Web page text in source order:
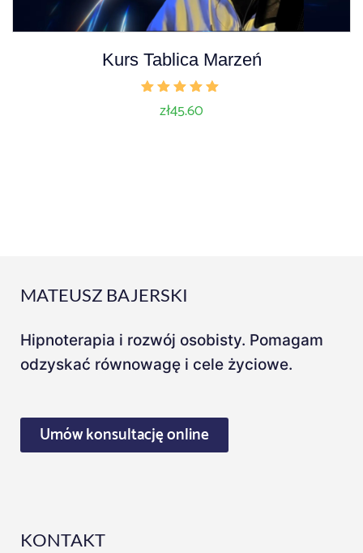
Kurs Tablica Marzeń
Oceniono
5.00
zł45.60
MATEUSZ BAJERSKI
Hipnoterapia i rozwój osobisty. Pomagam
odzyskać równowagę i cele życiowe.
Umów konsultację online
KONTAKT